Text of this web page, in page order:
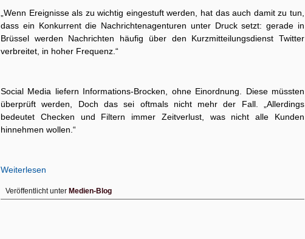
„Wenn Ereignisse als zu wichtig eingestuft werden, hat das auch damit zu tun,
dass ein Konkurrent die Nachrichtenagenturen unter Druck setzt: gerade in
Brüssel werden Nachrichten häufig über den Kurzmitteilungsdienst Twitter
verbreitet, in hoher Frequenz.“
Social Media liefern Informations-Brocken, ohne Einordnung. Diese müssten
überprüft werden, Doch das sei oftmals nicht mehr der Fall. „Allerdings
bedeutet Checken und Filtern immer Zeitverlust, was nicht alle Kunden
hinnehmen wollen.“
Weiterlesen
Veröffentlicht unter Medien-Blog